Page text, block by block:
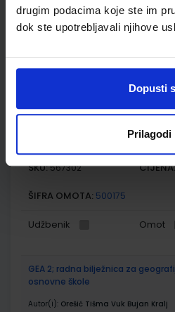
drugim podacima koje ste im
dok ste upotrebljavali njihove
Dopusti
Prilagodi
ŠIFRA OMOTA:500261
GEA 2; udžbenik geografije s
ŠKOLSKA KNJIGA d.d.
SKU:567302
ŠIFRA OMOTA: 500175
Udžbenik Omot
GEA 2; radna bilježnica za
osnovne škole
Autor(i): Orešić Tišma Vuk Bujan Kralj